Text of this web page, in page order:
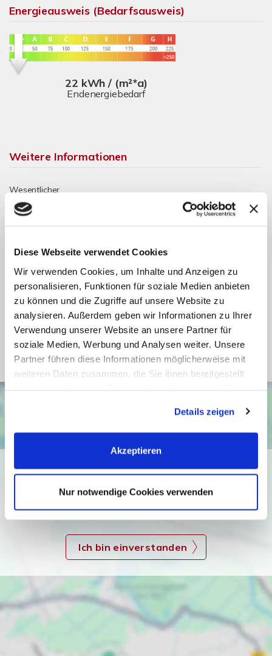
Diese Webseite verwendet Cookies
Wir verwenden Cookies, um Inhalte und Anzeigen zu
personalisieren, Funktionen für soziale Medien anbieten
zu können und die Zugriffe auf unsere Website zu
analysieren. Außerdem geben wir Informationen zu Ihrer
Verwendung unserer Website an unsere Partner für
soziale Medien, Werbung und Analysen weiter. Unsere
Partner führen diese Informationen möglicherweise mit
weiteren Daten zusammen, die Sie ihnen bereitgestellt
Cookies, wenn Sie unsere Webseite weiterhin nutzen.
Details zeigen
Akzeptieren
Nur notwendige Cookies verwenden
Energieausweis (Bedarfsausweis)
22 kWh / (m²*a)
Endenergiebedarf
Weitere Informationen
Wesentlicher
Energieträger
Luft-/Wasser-Wärmepumpe
Energieausweis Baujahr
2026
Energieausweis
Gebäudeart
Wohngebäude
Heizung
Zentralheizung,
Fußbodenheizung
Befeuerung
Luft-/Wasser-Wärmepumpe
Ich bin damit einverstanden, dass mir Karten von Google
Datenschutzbedingungen von Google
(https://policies.google.com/privacy).
Ich bin einverstanden